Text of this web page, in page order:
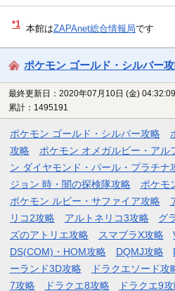
*1 本館はZAPAnet総合情報局です
ポケモン ゴールド・シルバー
最終更新日：2020年07月10日 (金) 04:32:09
累計：1495191
ポケモン ゴールド・シルバー攻略
攻略
ポケモン オメガルビー・アル
ン ダイヤモンド・パール・プラチナ
ジョン 時・闇の探検隊攻略
ポケモ
ポケモン ルビー・サファイア攻略
リコ2攻略
アルトネリコ3攻略 グ
ズのアトリエ攻略
スマブラX攻略
DS(COM)・HOM攻略
DQMJ攻略
ーランド3D攻略
ドラクエソード攻
7攻略
ドラクエ8攻略 ドラクエ9